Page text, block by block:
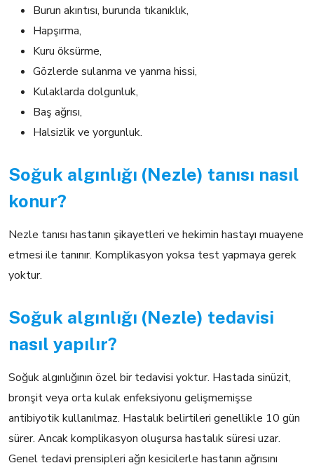
Burun akıntısı, burunda tıkanıklık,
Hapşırma,
Kuru öksürme,
Gözlerde sulanma ve yanma hissi,
Kulaklarda dolgunluk,
Baş ağrısı,
Halsizlik ve yorgunluk.
Soğuk algınlığı (Nezle) tanısı nasıl
konur?
Nezle tanısı hastanın şikayetleri ve hekimin hastayı muayene
etmesi ile tanınır. Komplikasyon yoksa test yapmaya gerek
yoktur.
Soğuk algınlığı (Nezle) tedavisi
nasıl yapılır?
Soğuk algınlığının özel bir tedavisi yoktur. Hastada sinüzit,
bronşit veya orta kulak enfeksiyonu gelişmemişse
antibiyotik kullanılmaz. Hastalık belirtileri genellikle 10 gün
sürer. Ancak komplikasyon oluşursa hastalık süresi uzar.
Genel tedavi prensipleri ağrı kesicilerle hastanın ağrısını